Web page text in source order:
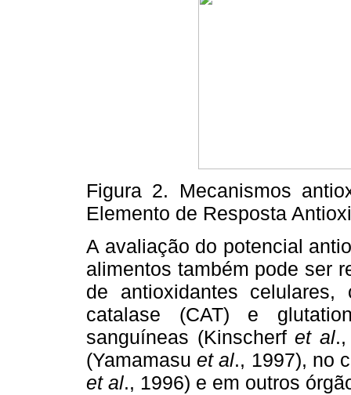
Figura 2. Mecanismos
Elemento de Resposta
A avaliação do potencial
alimentos também pode ser
de antioxidantes celulares,
catalase (CAT) e
sanguíneas (Kinscherf et al
(Yamamasuet al., 1997), no
et al., 1996) e em outros